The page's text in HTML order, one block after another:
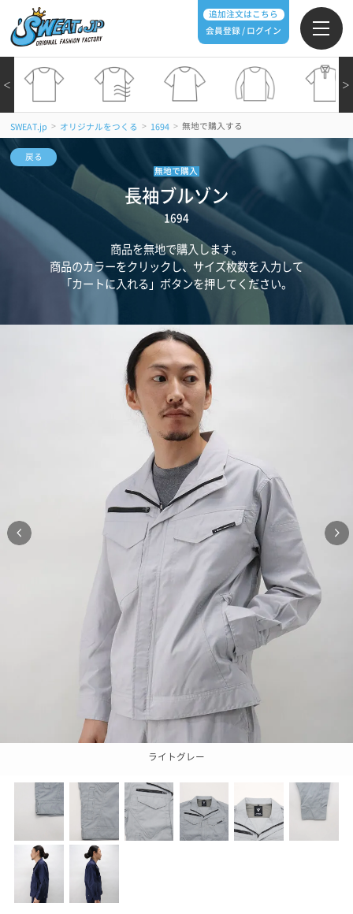
追加注文はこちら
会員登録 / ログイン
＞
＜
SWEAT.jp > オリジナルをつくる > 1694 > 無地で購入する
戻る
無地で購入
長袖ブルゾン
1694
商品を無地で購入します。
商品のカラーをクリックし、サイズ枚数を入力して
「カートに入れる」ボタンを押してください。
ライトグレー